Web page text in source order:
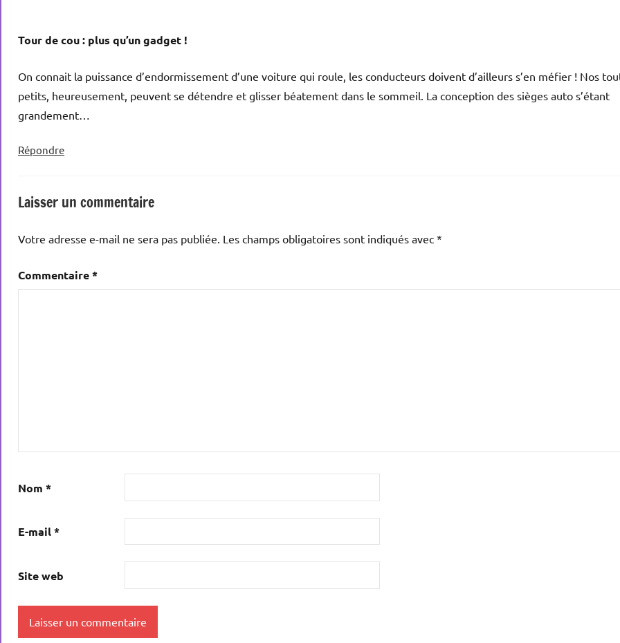
Tour de cou : plus qu’un gadget !
On connait la puissance d’endormissement d’une voiture qui roule, les conducteurs doivent d’ailleurs s’en méfier ! Nos
petits, heureusement, peuvent se détendre et glisser béatement dans le sommeil. La conception des sièges auto s’étant
grandement…
Répondre
Laisser un commentaire
Votre adresse e-mail ne sera pas publiée. Les champs obligatoires sont indiqués avec *
Commentaire*
Nom *
E-mail*
Site web